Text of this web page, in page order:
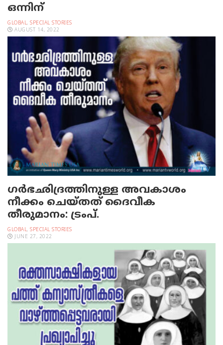
ഒന്നിന്
GLOBAL, SPECIAL STORIES
AUGUST 14, 2022
ഗര്‍ഭഛിദ്രത്തിനുള്ള അവകാശം
നീക്കം ചെയ്തത് ദൈവീക
തീരുമാനം: ട്രംപ്.
GLOBAL, SPECIAL STORIES
JUNE 27, 2022